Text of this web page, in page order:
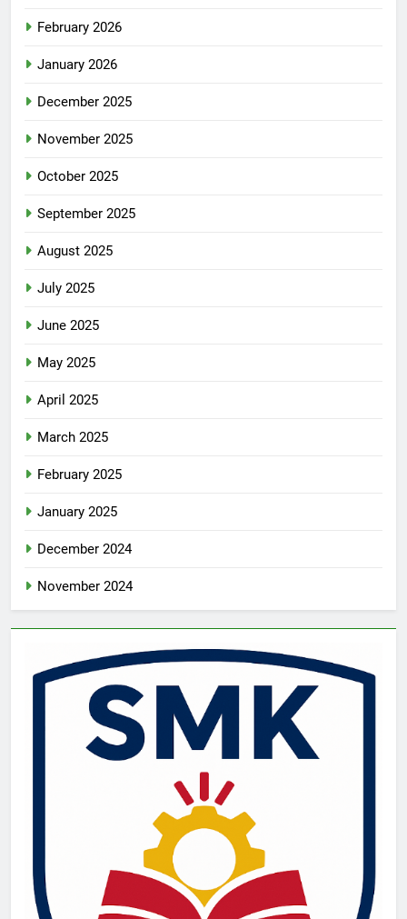
February 2026
January 2026
December 2025
November 2025
October 2025
September 2025
August 2025
July 2025
June 2025
May 2025
April 2025
March 2025
February 2025
January 2025
December 2024
November 2024